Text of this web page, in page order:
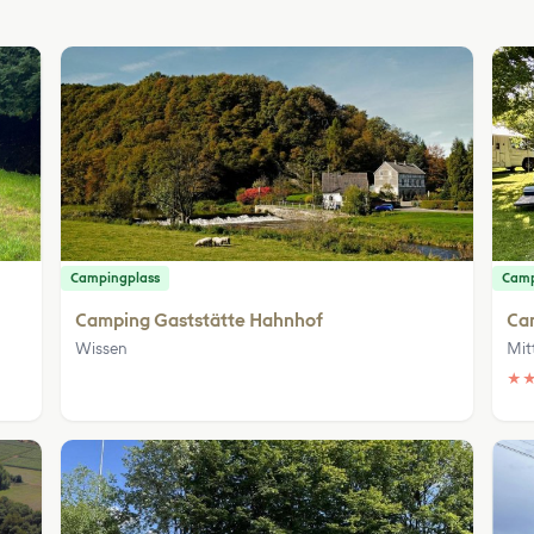
Campingplass
Camping Gaststätte Hahnhof
Wissen
★